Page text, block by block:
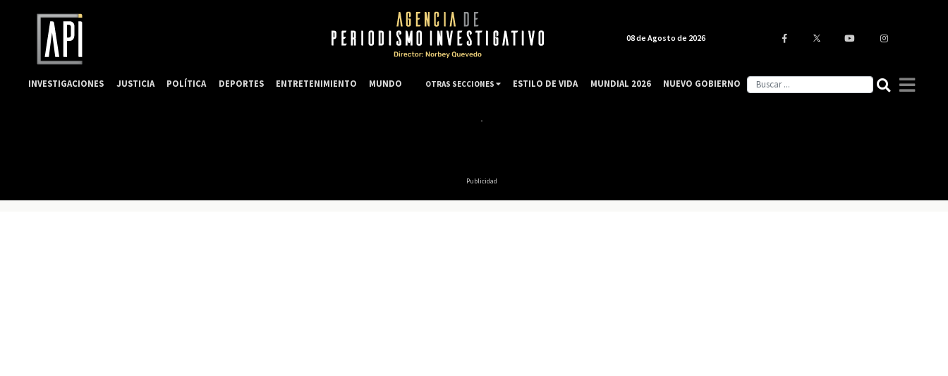
Publicidad
08 de Agosto de 2026
INVESTIGACIONES JUSTICIA POLÍTICA DEPORTES ENTRETENIMIENTO MUNDO OTRAS SECCIONES ESTILO DE VIDA MUNDIAL 2026 NUEVO GOBIERNO